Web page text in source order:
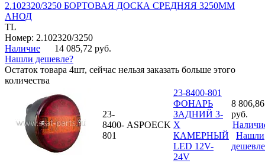
2.102320/3250 БОРТОВАЯ ДОСКА СРЕДНЯЯ 3250ММ
АНОД
TL
Номер: 2.102320/3250
Наличие
14 085,72 руб.
Нашли дешевле?
Остаток товара 4шт, сейчас нельзя заказать больше этого
количества
23-
8400-
801
ASPOECK
23-8400-801
ФОНАРЬ
ЗАДНИЙ 3-
Х
КАМЕРНЫЙ
LED 12V-
24V
8 806,86
руб.
Нашли